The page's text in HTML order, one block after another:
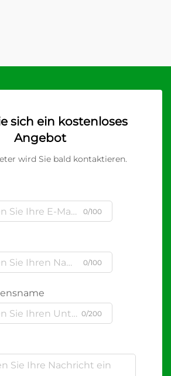
sich ein kostenloses
Angebot
wird Sie bald kontaktieren.
0/100
0/100
0/200